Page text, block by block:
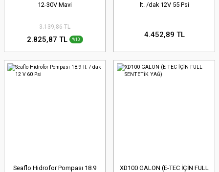
12-30V Mavi
3.139,86 TL
2.825,87 TL %10
lt. /dak 12V 55 Psi
4.452,89 TL
Seaflo Hidrofor Pompası 18.9
XD100 GALON (E-TEC İÇİN FULL